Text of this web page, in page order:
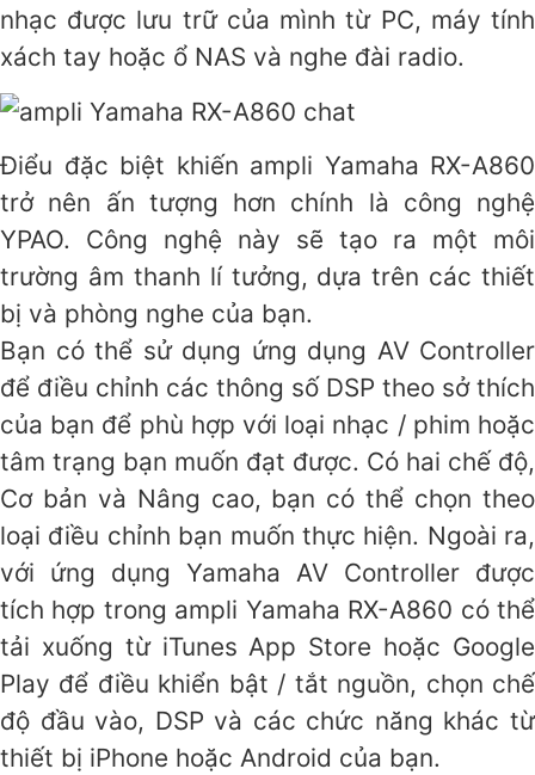
nhạc được lưu trữ của mình từ PC, máy tính
xách tay hoặc ổ NAS và nghe đài radio.
Điểu đặc biệt khiến ampli Yamaha RX-A860
trở nên ấn tượng hơn chính là công nghệ
YPAO. Công nghệ này sẽ tạo ra một môi
trường âm thanh lí tưởng, dựa trên các thiết
bị và phòng nghe của bạn.
Bạn có thể sử dụng ứng dụng AV Controller
để điều chỉnh các thông số DSP theo sở thích
của bạn để phù hợp với loại nhạc / phim hoặc
tâm trạng bạn muốn đạt được. Có hai chế độ,
Cơ bản và Nâng cao, bạn có thể chọn theo
loại điều chỉnh bạn muốn thực hiện. Ngoài ra,
với ứng dụng Yamaha AV Controller được
tích hợp trong ampli Yamaha RX-A860 có thể
tải xuống từ iTunes App Store hoặc Google
Play để điều khiển bật / tắt nguồn, chọn chế
độ đầu vào, DSP và các chức năng khác từ
thiết bị iPhone hoặc Android của bạn.